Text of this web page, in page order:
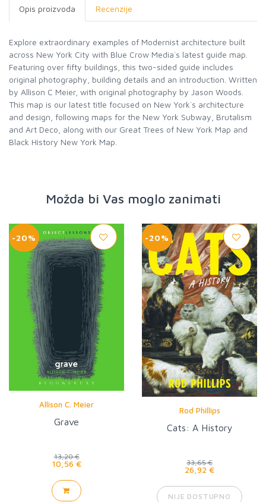
Opis proizvoda Recenzije
Explore extraordinary examples of Modernist architecture built
across New York City with Blue Crow Media`s latest guide map.
Featuring over fifty buildings, this two-sided guide includes
original photography, building details and an introduction. Written
by Allison C Meier, with original photography by Jason Woods.
This map is our latest title focused on New York`s architecture
and design, following maps for the New York Subway, Brutalism
and Art Deco, along with our Great Trees of New York Map and
Black History New York Map.
Možda bi Vas moglo zanimati
-20%
Allison C. Meier
Grave
13,20 €
10,56 €
-20%
Rod Phillips
Cats: A History
33,65 €
26,92 €
NIJE DOSTUPNO